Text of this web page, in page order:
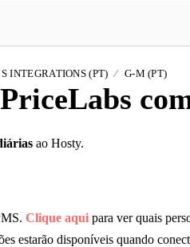
INTEGRATIONS (PT) G-M (PT)
ao Hosty.
Clique aqui para ver quais
estarão disponíveis quando